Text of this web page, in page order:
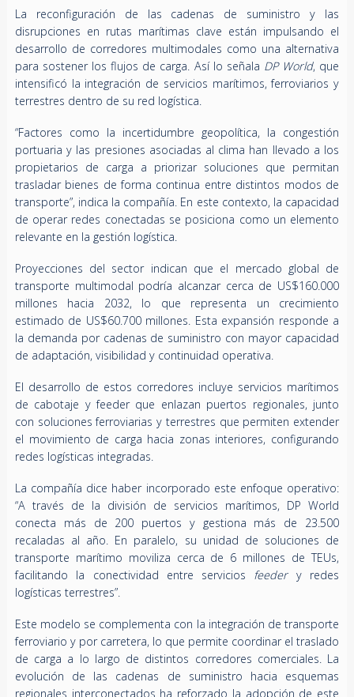
La reconfiguración de las cadenas de suministro y las
disrupciones en rutas marítimas clave están impulsando el
desarrollo de corredores multimodales como una alternativa
para sostener los flujos de carga. Así lo señala DP World, que
intensificó la integración de servicios marítimos, ferroviarios y
terrestres dentro de su red logística.
“Factores como la incertidumbre geopolítica, la congestión
portuaria y las presiones asociadas al clima han llevado a los
propietarios de carga a priorizar soluciones que permitan
trasladar bienes de forma continua entre distintos modos de
transporte”, indica la compañía. En este contexto, la capacidad
de operar redes conectadas se posiciona como un elemento
relevante en la gestión logística.
Proyecciones del sector indican que el mercado global de
transporte multimodal podría alcanzar cerca de US$160.000
millones hacia 2032, lo que representa un crecimiento
estimado de US$60.700 millones. Esta expansión responde a
la demanda por cadenas de suministro con mayor capacidad
de adaptación, visibilidad y continuidad operativa.
El desarrollo de estos corredores incluye servicios marítimos
de cabotaje y feeder que enlazan puertos regionales, junto
con soluciones ferroviarias y terrestres que permiten extender
el movimiento de carga hacia zonas interiores, configurando
redes logísticas integradas.
La compañía dice haber incorporado este enfoque operativo:
“A través de la división de servicios marítimos, DP World
conecta más de 200 puertos y gestiona más de 23.500
recaladas al año. En paralelo, su unidad de soluciones de
transporte marítimo moviliza cerca de 6 millones de TEUs,
facilitando la conectividad entre servicios feedery redes
logísticas terrestres”.
Este modelo se complementa con la integración de transporte
ferroviario y por carretera, lo que permite coordinar el traslado
de carga a lo largo de distintos corredores comerciales. La
evolución de las cadenas de suministro hacia esquemas
regionales interconectados ha reforzado la adopción de este